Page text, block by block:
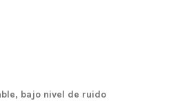
bajo nivel de ruido